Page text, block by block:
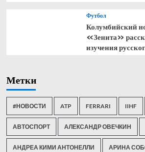
Футбол
Колумбийский
«Зенита»
изучения
Метки
#НОВОСТИ ATP FERRARI IIHF
АВТОСПОРТ АЛЕКСАНДР ОВЕЧКИН
АНДРЕА КИМИ АНТОНЕЛЛИ АРИНА